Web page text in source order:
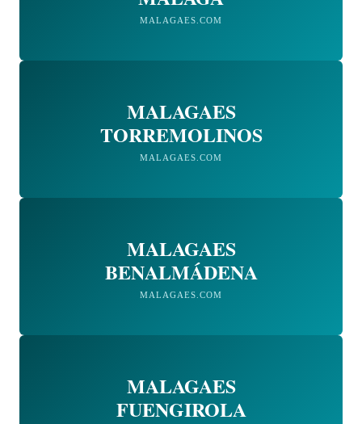
MALAGAES.COM
MALAGAES
TORREMOLINOS
MALAGAES.COM
MALAGAES
BENALMÁDENA
MALAGAES.COM
MALAGAES
FUENGIROLA